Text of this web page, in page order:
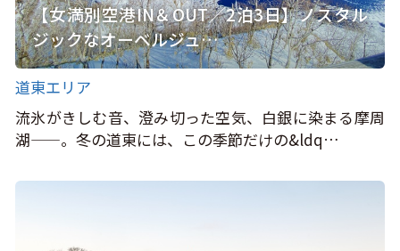
【女満別空港IN＆OUT／2泊3日】ノスタル
ジックなオーベルジュ…
道東エリア
流氷がきしむ音、澄み切った空気、白銀に染まる摩周
湖——。冬の道東には、この季節だけの&ldq…